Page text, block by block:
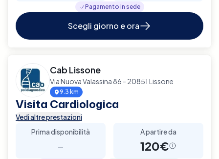
Pagamento in sede
Scegli giorno e ora
Cab Lissone
Via Nuova Valassina 86 - 20851 Lissone
9.3 km
Visita Cardiologica
Vedi altre prestazioni
Prima disponibilità
-
A partire da
120€